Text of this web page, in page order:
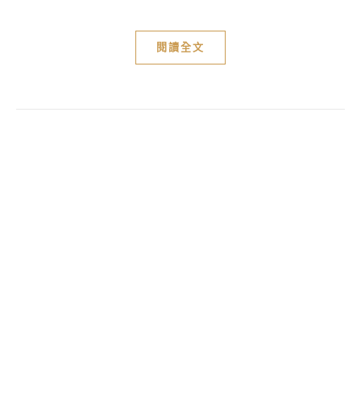
閱讀全文